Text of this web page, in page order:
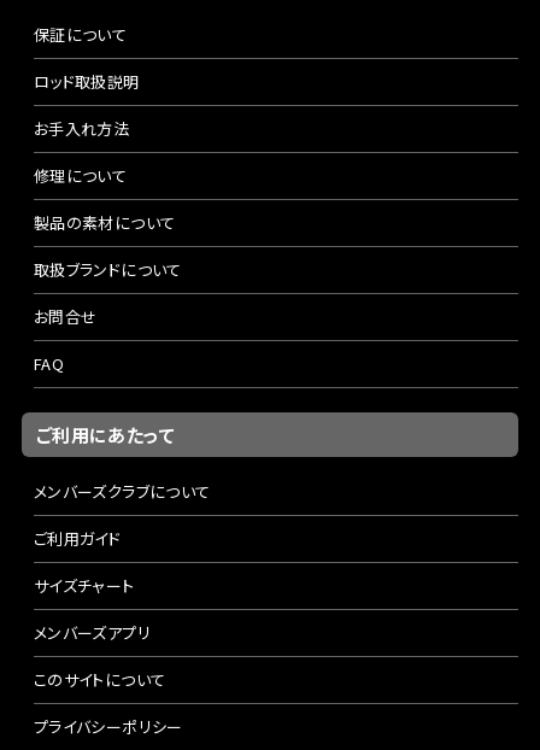
保証について
ロッド取扱説明
お手入れ方法
修理について
製品の素材について
取扱ブランドについて
お問合せ
FAQ
ご利用にあたって
メンバーズクラブについて
ご利用ガイド
サイズチャート
メンバーズアプリ
このサイトについて
プライバシーポリシー